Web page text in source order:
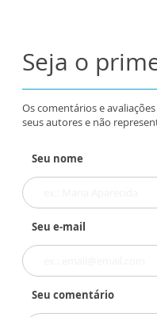
Seja o
Os comentários e
seus autores e não
Seu nome
Seu e-mail
Seu comentário